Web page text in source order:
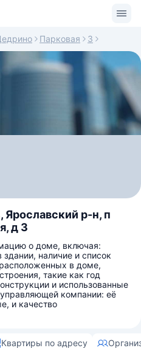
Парковая 3
Ярославский р-н, п
д 3
о доме, включая:
наличие и список
в доме,
такие как год
и использованные
компании: её
и качество
Квартиры по адресу